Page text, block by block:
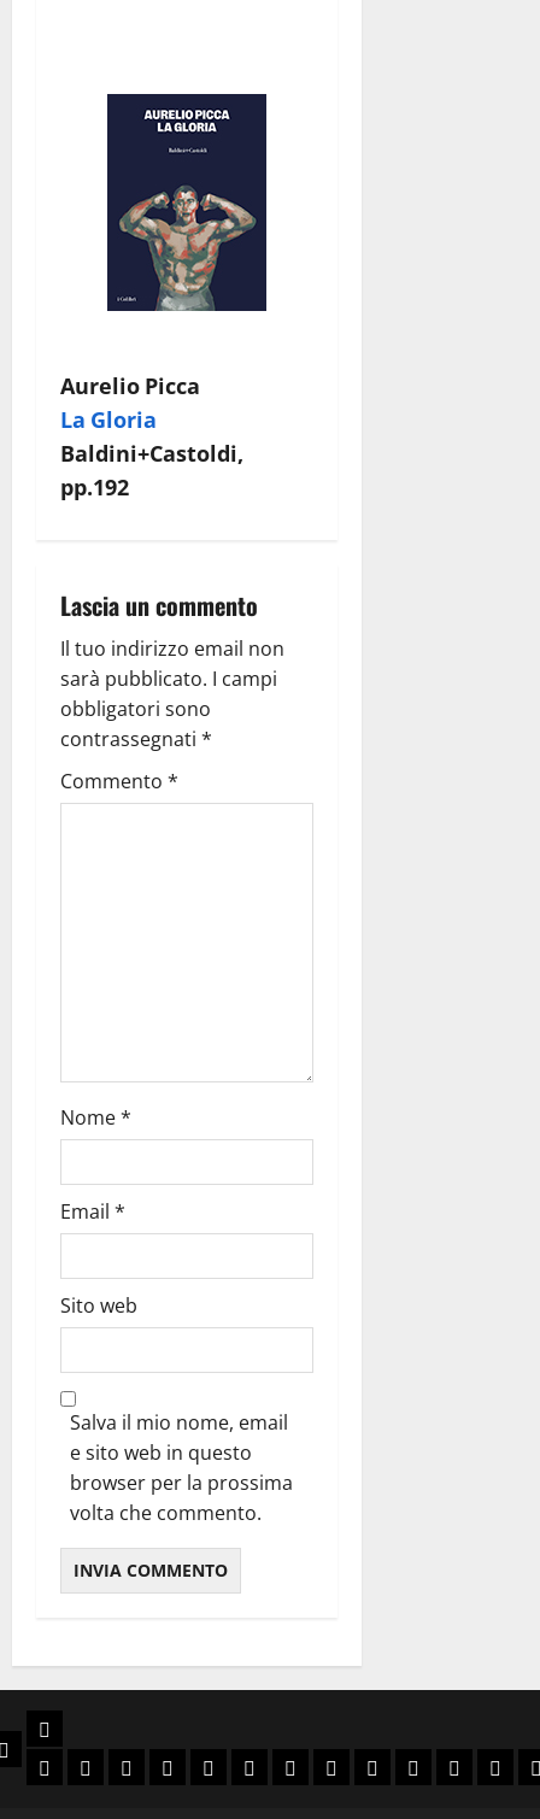
Aurelio Picca
La Gloria
Baldini+Castoldi,
pp.192
Lascia un commento
Il tuo indirizzo email non
sarà pubblicato. I campi
obbligatori sono
contrassegnati *
Commento *
Nome*
Email *
Sito web
Salva il mio nome, email
e sito web in questo
browser per la prossima
volta che commento.
Siamo
Libri
Slava Ukraini
Viva Brasil
Arriba España
Rivoluzione Conservatrice
Anni Decisivi
Guerra Civile Europea
Laboratorio delle idee
Ellade e Roma Antica
Spada e Corona
Avventura
Sol